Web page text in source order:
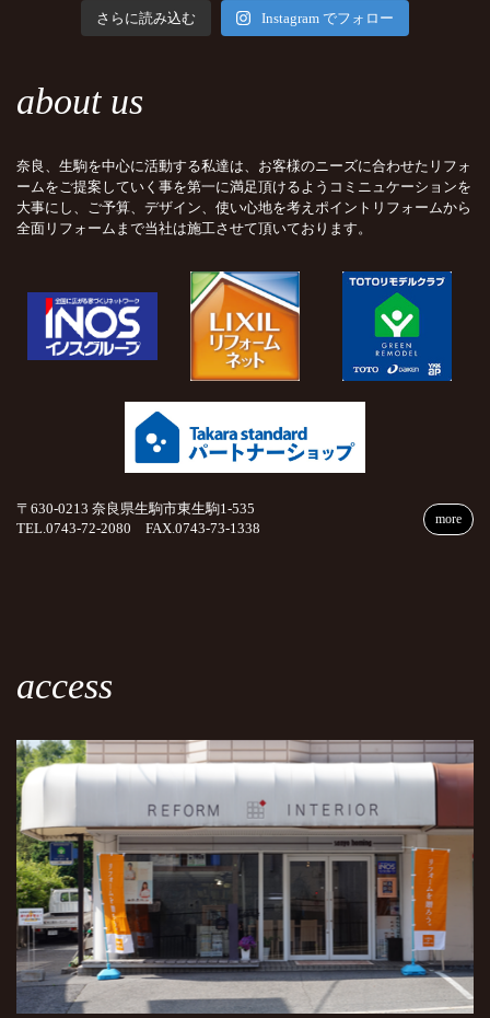
さらに読み込む Instagram でフォロー
about us
奈良、生駒を中心に活動する私達は、お客様のニーズに合わせたリフォ
ームをご提案していく事を第一に満足頂けるようコミニュケーションを
大事にし、ご予算、デザイン、使い心地を考えポイントリフォームから
全面リフォームまで当社は施工させて頂いております。
〒630-0213 奈良県生駒市東生駒1-535
TEL.0743-72-2080 FAX.0743-73-1338
more
access